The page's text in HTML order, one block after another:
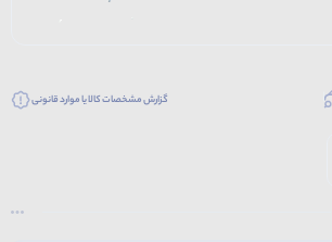
گزارش مشخصات کالا یا موارد قانونی